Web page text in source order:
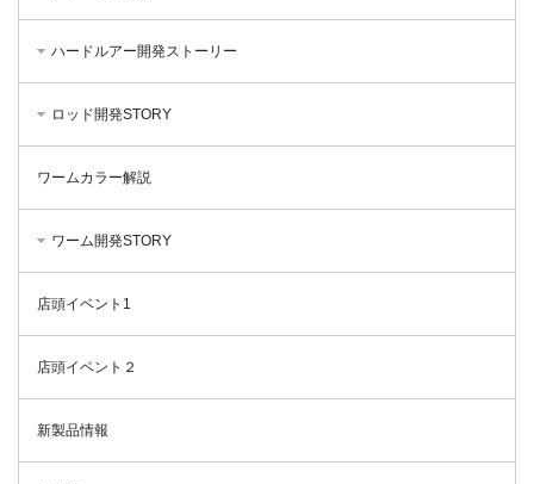
ハードルアー開発ストーリー
ロッド開発STORY
ワームカラー解説
ワーム開発STORY
店頭イベント1
店頭イベント２
新製品情報